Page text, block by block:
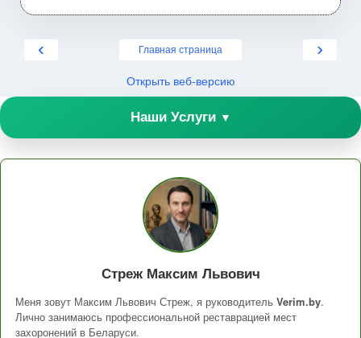
‹ ›
Главная страница
Открыть веб-версию
Наши Услуги ▼
Стреж Максим Львович
Меня зовут Максим Львович Стреж, я руководитель Verim.by.
Лично занимаюсь профессиональной реставрацией мест
захоронений в Беларуси.